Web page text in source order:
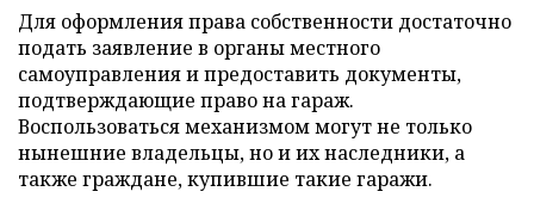
Для оформления права собственности достаточно
подать заявление в органы местного
самоуправления и предоставить документы,
подтверждающие право на гараж.
Воспользоваться механизмом могут не только
нынешние владельцы, но и их наследники, а
также граждане, купившие такие гаражи.